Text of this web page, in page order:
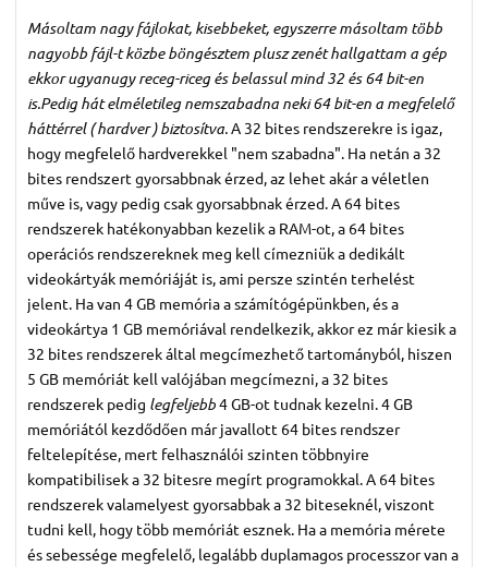
Másoltam nagy fájlokat, kisebbeket, egyszerre másoltam több
nagyobb fájl-t közbe böngésztem plusz zenét hallgattam a gép
ekkor ugyanugy receg-riceg és belassul mind 32 és 64 bit-en
is.Pedig hát elméletileg nemszabadna neki 64 bit-en a megfelelő
háttérrel ( hardver ) biztosítva.A 32 bites rendszerekre is igaz,
hogy megfelelő hardverekkel "nem szabadna". Ha netán a 32
bites rendszert gyorsabbnak érzed, az lehet akár a véletlen
műve is, vagy pedig csak gyorsabbnak érzed. A 64 bites
rendszerek hatékonyabban kezelik a RAM-ot, a 64 bites
operációs rendszereknek meg kell címezniük a dedikált
videokártyák memóriáját is, ami persze szintén terhelést
jelent. Ha van 4 GB memória a számítógépünkben, és a
videokártya 1 GB memóriával rendelkezik, akkor ez már kiesik a
32 bites rendszerek által megcímezhető tartományból, hiszen
5 GB memóriát kell valójában megcímezni, a 32 bites
rendszerek pedig legfeljebb4 GB-ot tudnak kezelni. 4 GB
memóriától kezdődően már javallott 64 bites rendszer
feltelepítése, mert felhasználói szinten többnyire
kompatibilisek a 32 bitesre megírt programokkal. A 64 bites
rendszerek valamelyest gyorsabbak a 32 biteseknél, viszont
tudni kell, hogy több memóriát esznek. Ha a memória mérete
és sebessége megfelelő, legalább duplamagos processzor van a